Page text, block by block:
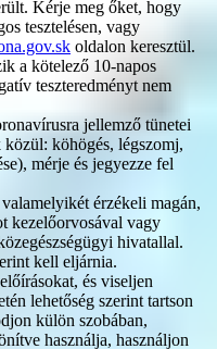
Kérje meg őket, hogy
tesztelésen, vagy
oldalon keresztül.
a kötelező 10-napos
teszteredményt nem
jellemző tünetei
köhögés, légszomj,
mérje és jegyezze fel
érzékeli magán,
kezelőorvosával vagy
hivatallal.
kell eljárnia.
és viseljen
lehetőség szerint tartson
külön szobában,
használja, használjon